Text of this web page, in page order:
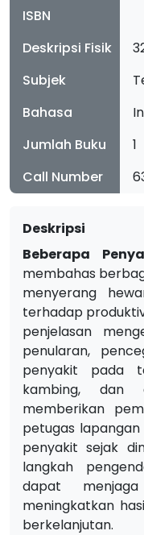
ISBN
Deskripsi Fisik
Subjek
Bahasa
Jumlah Buku
1
Call Number
Deskripsi
Beberapa
membahas
menyerang
terhadap
penjelasan
penularan,
penyakit pada
kambing, dan
memberikan
petugas
penyakit sejak
langkah
dapat
meningkatkan
berkelanjutan.